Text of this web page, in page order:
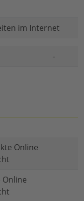
im Internet
-
Online
Online